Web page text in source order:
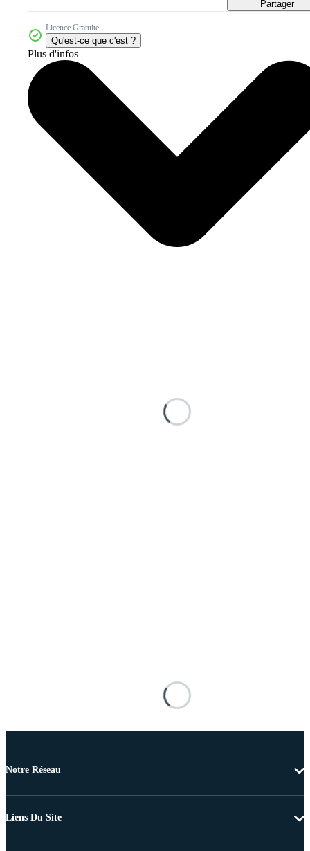
Partager
Licence Gratuite
Qu'est-ce que c'est ?
Plus d'infos
Notre Réseau
Liens Du Site